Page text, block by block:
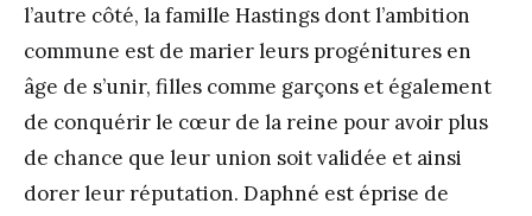
l’autre côté, la famille Hastings dont l’ambition
commune est de marier leurs progénitures en
âge de s’unir, filles comme garçons et également
de conquérir le cœur de la reine pour avoir plus
de chance que leur union soit validée et ainsi
dorer leur réputation. Daphné est éprise de